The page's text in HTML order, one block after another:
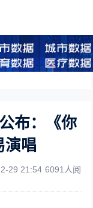
布：《你
演唱
29 21:54 6091人阅